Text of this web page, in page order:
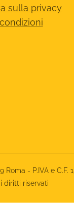
sulla privacy
- P.IVA e C.F.
diritti riservati